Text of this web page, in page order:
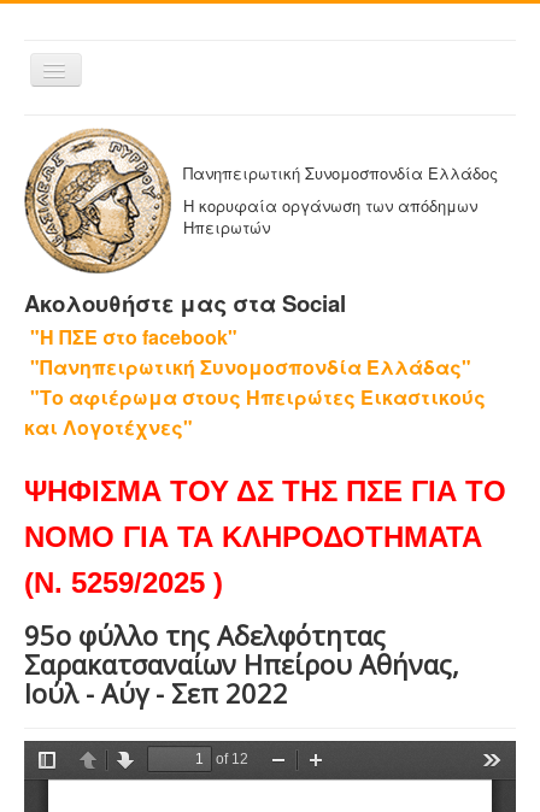
Εναλλαγή
πλοήγησης
ΑΡΧΙΚΗ
Η ΠΑΝΗΠΕΙΡΩΤΙΚΗ
ΔΕΛΤΙΑ ΤΥΠΟΥ
ΑΔΕΛΦΟΤΗΤΕΣ-ΟΜΟΣΠΟΝΔΙΕΣ
Η ΕΦΗΜΕΡΙΔΑ ΜΑΣ
ΕΦΗΜΕΡΙΔΕΣ ΑΔΕΛΦΟΤΗΤΩΝ
ΕΠΙΚΟΙΝΩΝΙΑ
Πανηπειρωτική Συνομοσπονδία Ελλάδος
Η κορυφαία οργάνωση των απόδημων
Ηπειρωτών
Ακολουθήστε μας στα Social
"Η ΠΣΕ στο facebook"
"Πανηπειρωτική Συνομοσπονδία Ελλάδας"
"Το αφιέρωμα στους Ηπειρώτες Εικαστικούς
και Λογοτέχνες"
ΨΗΦΙΣΜΑ ΤΟΥ ΔΣ ΤΗΣ ΠΣΕ ΓΙΑ ΤΟ
ΝΟΜΟ ΓΙΑ ΤΑ ΚΛΗΡΟΔΟΤΗΜΑΤΑ
(Ν. 5259/2025 )
95ο φύλλο της Αδελφότητας
Σαρακατσαναίων Ηπείρου Αθήνας,
Ιούλ - Αύγ - Σεπ 2022